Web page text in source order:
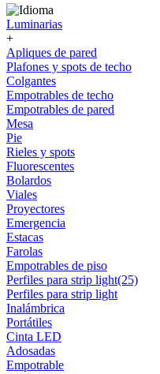
Luminarias
+
Apliques de pared
Plafones y spots de techo
Colgantes
Empotrables de techo
Empotrables de pared
Mesa
Pie
Rieles y spots
Fluorescentes
Bolardos
Viales
Proyectores
Emergencia
Estacas
Farolas
Empotrables de piso
Perfiles para strip light(25)
Perfiles para strip light
Inalámbrica
Portátiles
Cinta LED
Adosadas
Empotrable